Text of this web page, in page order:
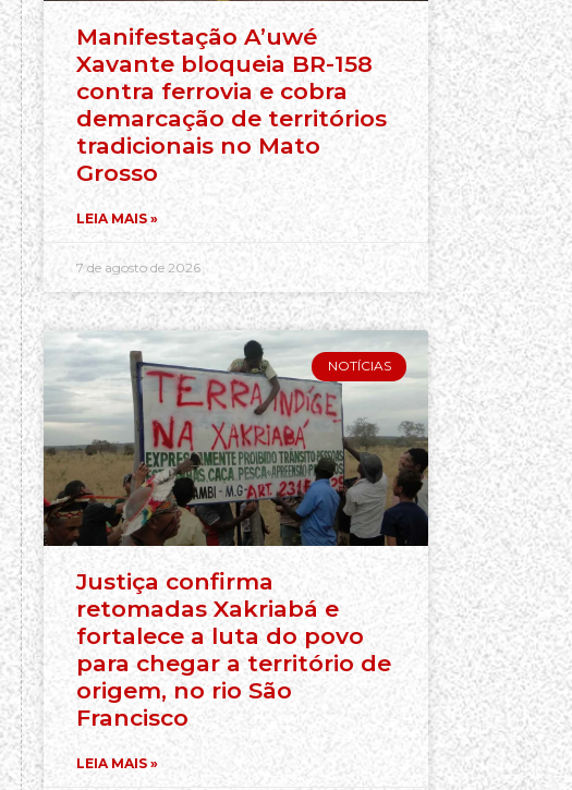
Manifestação A’uwé
Xavante bloqueia BR-158
contra ferrovia e cobra
demarcação de territórios
tradicionais no Mato
Grosso
LEIA MAIS »
7 de agosto de 2026
NOTÍCIAS
Justiça confirma
retomadas Xakriabá e
fortalece a luta do povo
para chegar a território de
origem, no rio São
Francisco
LEIA MAIS »